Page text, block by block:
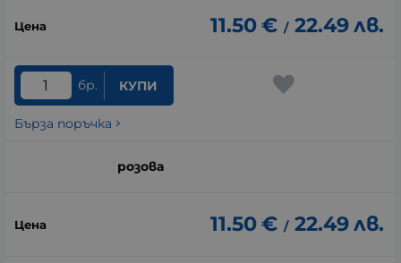
11.50€ / 22.49лв.
бр. КУПИ
Бърза поръчка
розова
11.50€ / 22.49лв.